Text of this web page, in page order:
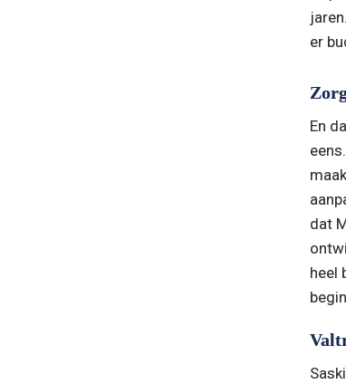
er
En
dat
heel